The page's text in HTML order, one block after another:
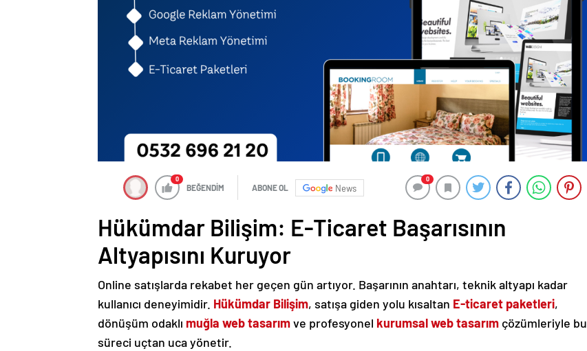
0
BEĞENDİM ABONE OL News
0
Hükümdar Bilişim: E-Ticaret Başarısının
Altyapısını Kuruyor
Online satışlarda rekabet her geçen gün artıyor. Başarının anahtarı, teknik altyapı kadar
kullanıcı deneyimidir. Hükümdar Bilişim, satışa giden yolu kısaltan E-ticaret paketleri,
dönüşüm odaklı muğla web tasarımve profesyonel kurumsal web tasarım çözümleriyle bu
süreci uçtan uca yönetir.